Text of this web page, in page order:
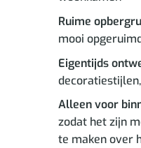
Ruime
mooi
Eigentijds
Alleen voor
zodat het zijn
te maken over